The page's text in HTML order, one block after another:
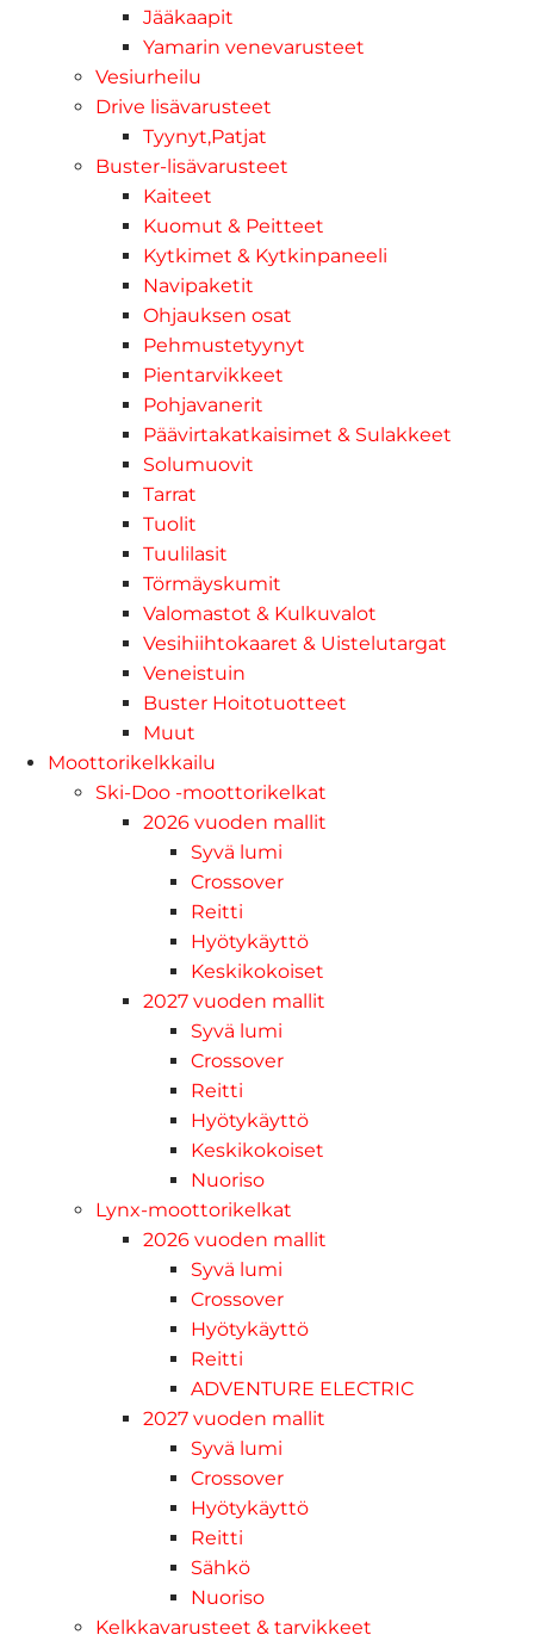
Jääkaapit
Yamarin venevarusteet
Vesiurheilu
Drive lisävarusteet
Tyynyt,Patjat
Buster-lisävarusteet
Kaiteet
Kuomut & Peitteet
Kytkimet & Kytkinpaneeli
Navipaketit
Ohjauksen osat
Pehmustetyynyt
Pientarvikkeet
Pohjavanerit
Päävirtakatkaisimet & Sulakkeet
Solumuovit
Tarrat
Tuolit
Tuulilasit
Törmäyskumit
Valomastot & Kulkuvalot
Vesihiihtokaaret & Uistelutargat
Veneistuin
Buster Hoitotuotteet
Muut
Moottorikelkkailu
Ski-Doo -moottorikelkat
2026 vuoden mallit
Syvä lumi
Crossover
Reitti
Hyötykäyttö
Keskikokoiset
2027 vuoden mallit
Syvä lumi
Crossover
Reitti
Hyötykäyttö
Keskikokoiset
Nuoriso
Lynx-moottorikelkat
2026 vuoden mallit
Syvä lumi
Crossover
Hyötykäyttö
Reitti
ADVENTURE ELECTRIC
2027 vuoden mallit
Syvä lumi
Crossover
Hyötykäyttö
Reitti
Sähkö
Nuoriso
Kelkkavarusteet & tarvikkeet